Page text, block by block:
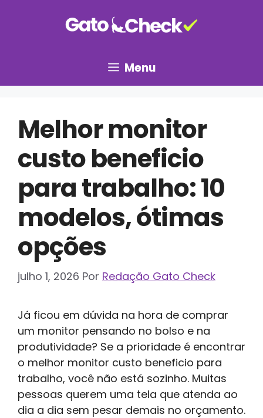
Menu
Melhor monitor
custo beneficio
para trabalho: 10
modelos, ótimas
opções
julho 1, 2026 Por Redação Gato Check
Já ficou em dúvida na hora de comprar
um monitor pensando no bolso e na
produtividade? Se a prioridade é encontrar
o melhor monitor custo beneficio para
trabalho, você não está sozinho. Muitas
pessoas querem uma tela que atenda ao
dia a dia sem pesar demais no orçamento.